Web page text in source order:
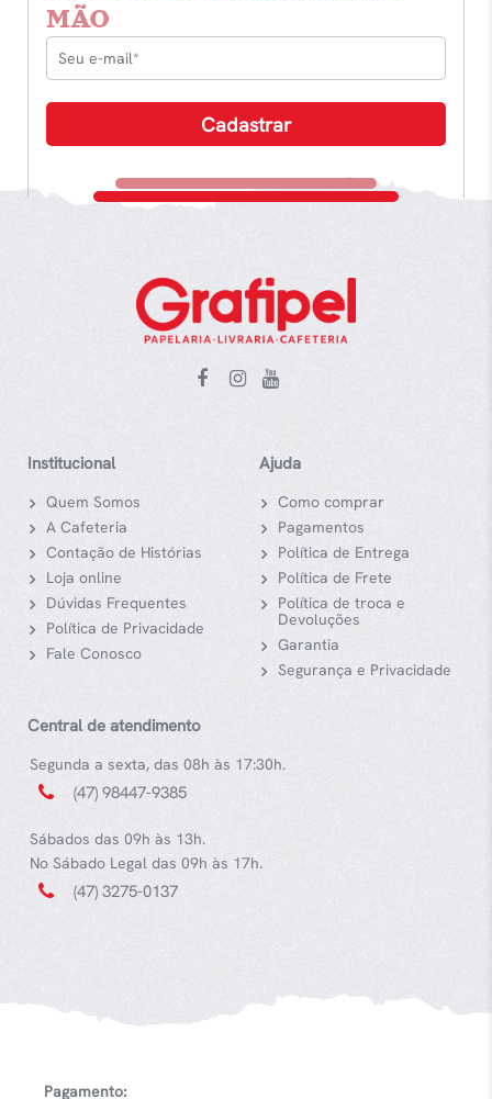
MÃO
Institucional
Quem Somos
A Cafeteria
Contação de Histórias
Loja online
Dúvidas Frequentes
Política de Privacidade
Fale Conosco
Ajuda
Como comprar
Pagamentos
Política de Entrega
Política de Frete
Política de troca e
Devoluções
Garantia
Segurança e Privacidade
Central de atendimento
Segunda a sexta, das 08h às 17:30h.
(47) 98447-9385
Sábados das 09h às 13h.
No Sábado Legal das 09h às 17h.
(47) 3275-0137
Pagamento: